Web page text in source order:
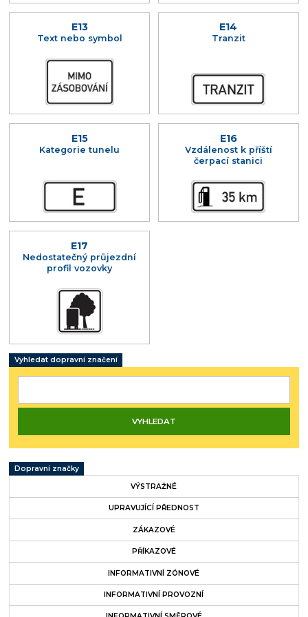
E13
Text nebo symbol
E14
Tranzit
E15
Kategorie tunelu
E16
Vzdálenost k příští
čerpací stanici
E17
Nedostatečný průjezdní
profil vozovky
Vyhledat dopravní značení
Dopravní značky
VÝSTRAŽNÉ
UPRAVUJÍCÍ PŘEDNOST
ZÁKAZOVÉ
PŘÍKAZOVÉ
INFORMATIVNÍ ZÓNOVÉ
INFORMATIVNÍ PROVOZNÍ